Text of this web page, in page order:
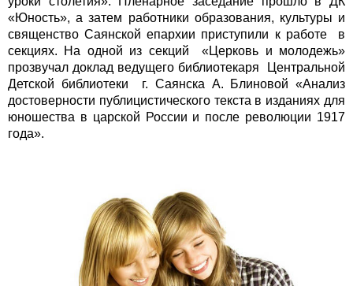
«Юность», а затем работники образования, культуры и
священство Саянской епархии приступили к работе в
секциях. На одной из секций «Церковь и молодежь»
прозвучал доклад ведущего библиотекаря Центральной
Детской библиотеки г. Саянска А. Блиновой «Анализ
достоверности публицистического текста в изданиях для
юношества в царской России и после революции 1917
года».